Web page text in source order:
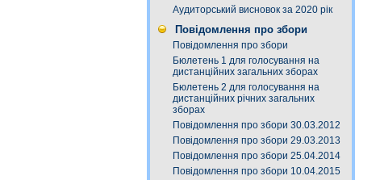
Аудиторський висновок за 2020 рік
Повідомлення про збори
Повідомлення про збори
Бюлетень 1 для голосування на
дистанційних загальних зборах
Бюлетень 2 для голосування на
дистанційних річних загальних
зборах
Повідомлення про збори 30.03.2012
Повідомлення про збори 29.03.2013
Повідомлення про збори 25.04.2014
Повідомлення про збори 10.04.2015